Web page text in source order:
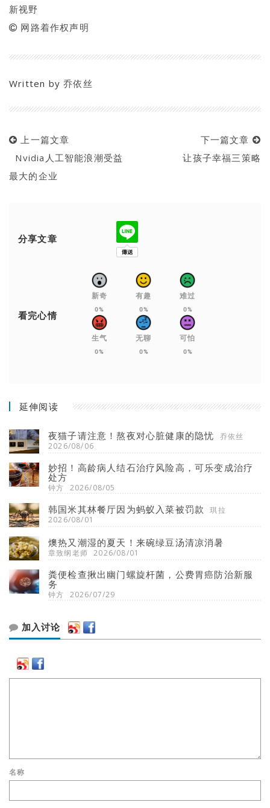
新视野
网路着作权声明
Written by乔依丝
上一篇文章
Nvidia人工智能浪潮受益
最大的企业
下一篇文章
让孩子幸福三策略
分享文章
看完心情
新奇
0%
有趣
0%
难过
0%
生气
0%
无聊
0%
可怕
0%
延伸阅读
夜猫子请注意！熬夜对心脏健康的隐忧
乔依丝
2026/08/06
妙招！高龄病人结石治疗风险高，可乐变成治疗
处方
钟方 2026/08/05
韩国米其林餐厅因为蚂蚁入菜被罚款
琪拉
2026/08/01
燠热又潮湿的夏天！来碗绿豆汤清凉消暑
章致纲老师 2026/08/01
粪便检查揪出幽门螺旋杆菌，公费胃癌防治新服
务
钟方 2026/07/29
加入讨论
名称